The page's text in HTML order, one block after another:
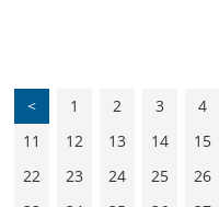
< 1 2 3 4
11
12 13 14 15
22
23 24 25 26